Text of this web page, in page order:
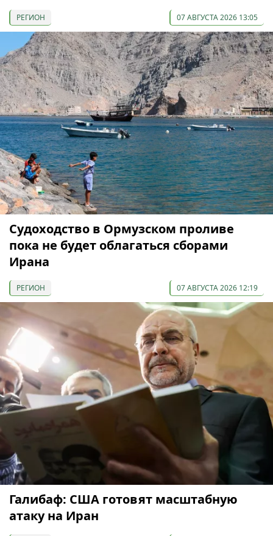
РЕГИОН 07 АВГУСТА 2026 13:05
Судоходство в Ормузском проливе
пока не будет облагаться сборами
Ирана
РЕГИОН 07 АВГУСТА 2026 12:19
Галибаф: США готовят масштабную
атаку на Иран